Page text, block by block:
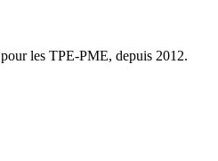
les TPE-PME, depuis 2012.